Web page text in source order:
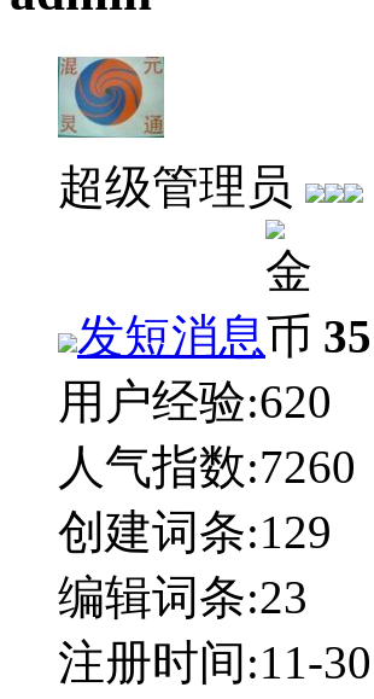
超级管理员
发短消息
用户经验:620
人气指数:7260
创建词条:129
编辑词条:23
注册时间:11-